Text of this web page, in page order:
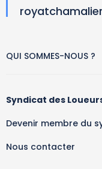
QUI SOMMES-NOUS ?
Syndicat des
Devenir membre du
Nous contacter